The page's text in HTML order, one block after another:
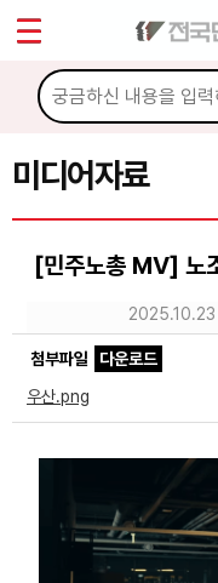
미디어자료
[민주노총 MV] 노
2025.10.23
첨부파일
다운로드
우산.png
마이페이지
소개
소식
문서자료
미디어자료
부설기관